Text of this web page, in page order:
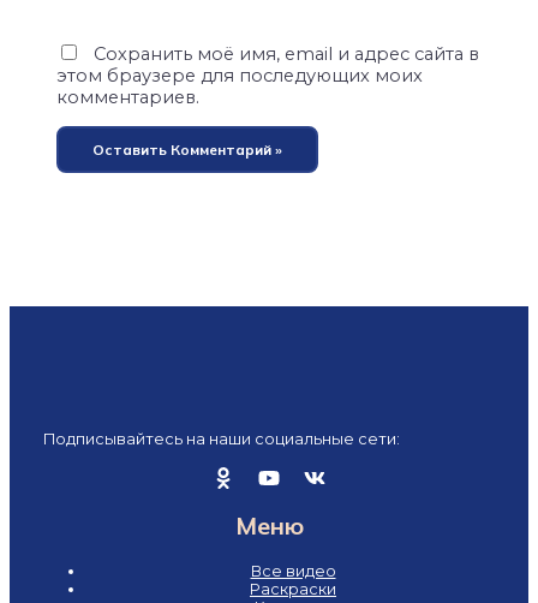
Сохранить моё имя, email и адрес сайта в
этом браузере для последующих моих
комментариев.
Подписывайтесь на наши социальные сети:
Меню
Все видео
Раскраски